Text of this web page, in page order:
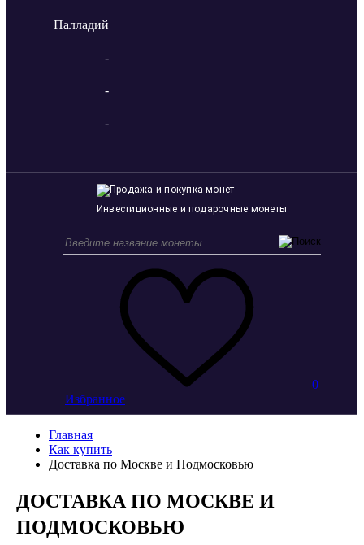
Палладий
-
-
-
Инвестиционные и подарочные монеты
0
Избранное
Главная
Как купить
Доставка по Москве и Подмосковью
ДОСТАВКА ПО МОСКВЕ И
ПОДМОСКОВЬЮ